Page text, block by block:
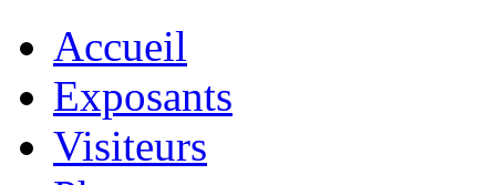
Accueil
Exposants
Visiteurs